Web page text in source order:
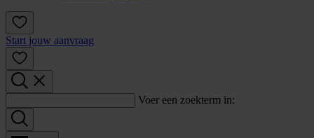
Start jouw aanvraag
Voer een zoekterm in: